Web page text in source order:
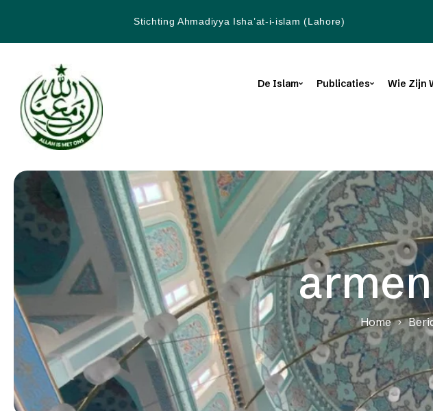
Stichting Ahmadiyya Isha’at-i-islam (Lahore)
De Islam Publicaties Wie Zijn
Home